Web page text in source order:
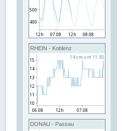
RHEIN - Koblenz
DONAU - Passau